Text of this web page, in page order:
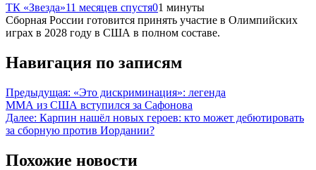
ТК «Звезда»11 месяцев спустя01 минуты
Сборная России готовится принять участие в Олимпийских
играх в 2028 году в США в полном составе.
Навигация по записям
Предыдущая: «Это дискриминация»: легенда
ММА из США вступился за Сафонова
Далее: Карпин нашёл новых героев: кто может дебютировать
за сборную против Иордании?
Похожие новости